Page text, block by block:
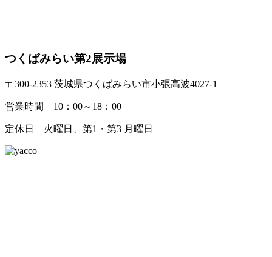
つくばみらい第2展示場
〒300-2353 茨城県つくばみらい市小張高波4027-1
営業時間 10：00～18：00
定休日 火曜日、第1・第3 月曜日